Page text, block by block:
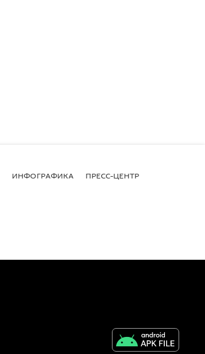
ИНФОГРАФИКА ПРЕСС-ЦЕНТР